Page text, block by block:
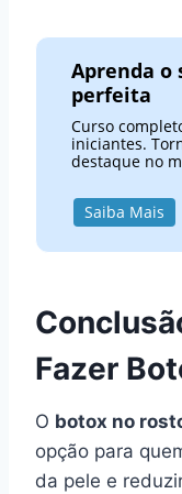
Aprenda o
perfeita
Curso
iniciantes.
destaque no
Saiba Mais
Fazer
O botox no
opção para
da pele e